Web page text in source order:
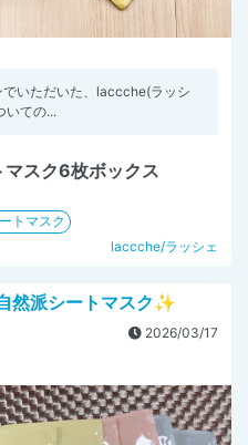
いただいた、laccche(ラッシ
いての...
スク6枚ボックス
トマスク
laccche/ラッシェ
然派シートマスク✨
2026/03/17